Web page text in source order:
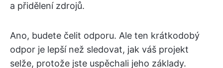
a přidělení zdrojů.
Ano, budete čelit odporu. Ale ten krátkodobý
odpor je lepší než sledovat, jak váš projekt
selže, protože jste uspěchali jeho základy.